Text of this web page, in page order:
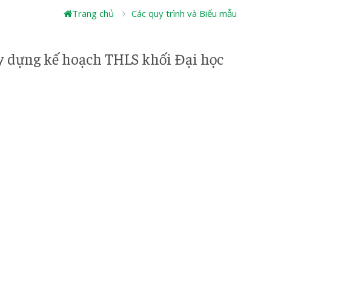
Trang chủ Các quy trình và Biểu mẫu
dựng kế hoạch THLS khối Đại học